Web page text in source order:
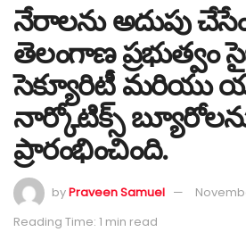
నేరాలను అదుపు
తెలంగాణ ప్రభుత్వం
సెక్యూరిటీ మరియు
నార్కోటిక్స్
ప్రారంభించింది.
byPraveen Samuel
Reading Time: 1 min read